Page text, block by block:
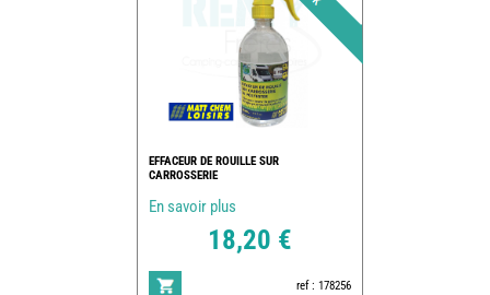
EFFACEUR DE ROUILLE SUR
CARROSSERIE
En savoir plus
18,20 €
ref : 178256